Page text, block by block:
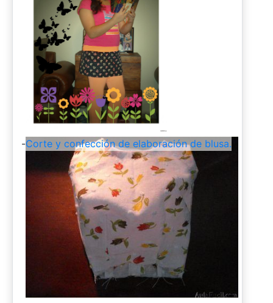
-Corte y confección de elaboración de blusa.